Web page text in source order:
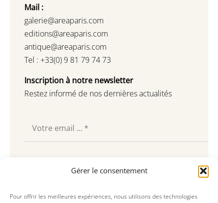
Gérer le consentement
Pour offrir les meilleures expériences, nous utilisons des technologies
Mail :
galerie@areaparis.com
editions@areaparis.com
antique@areaparis.com
Tel : +33(0) 9 81 79 74 73
Inscription à notre newsletter
Restez informé de nos dernières actualités
Souscrire